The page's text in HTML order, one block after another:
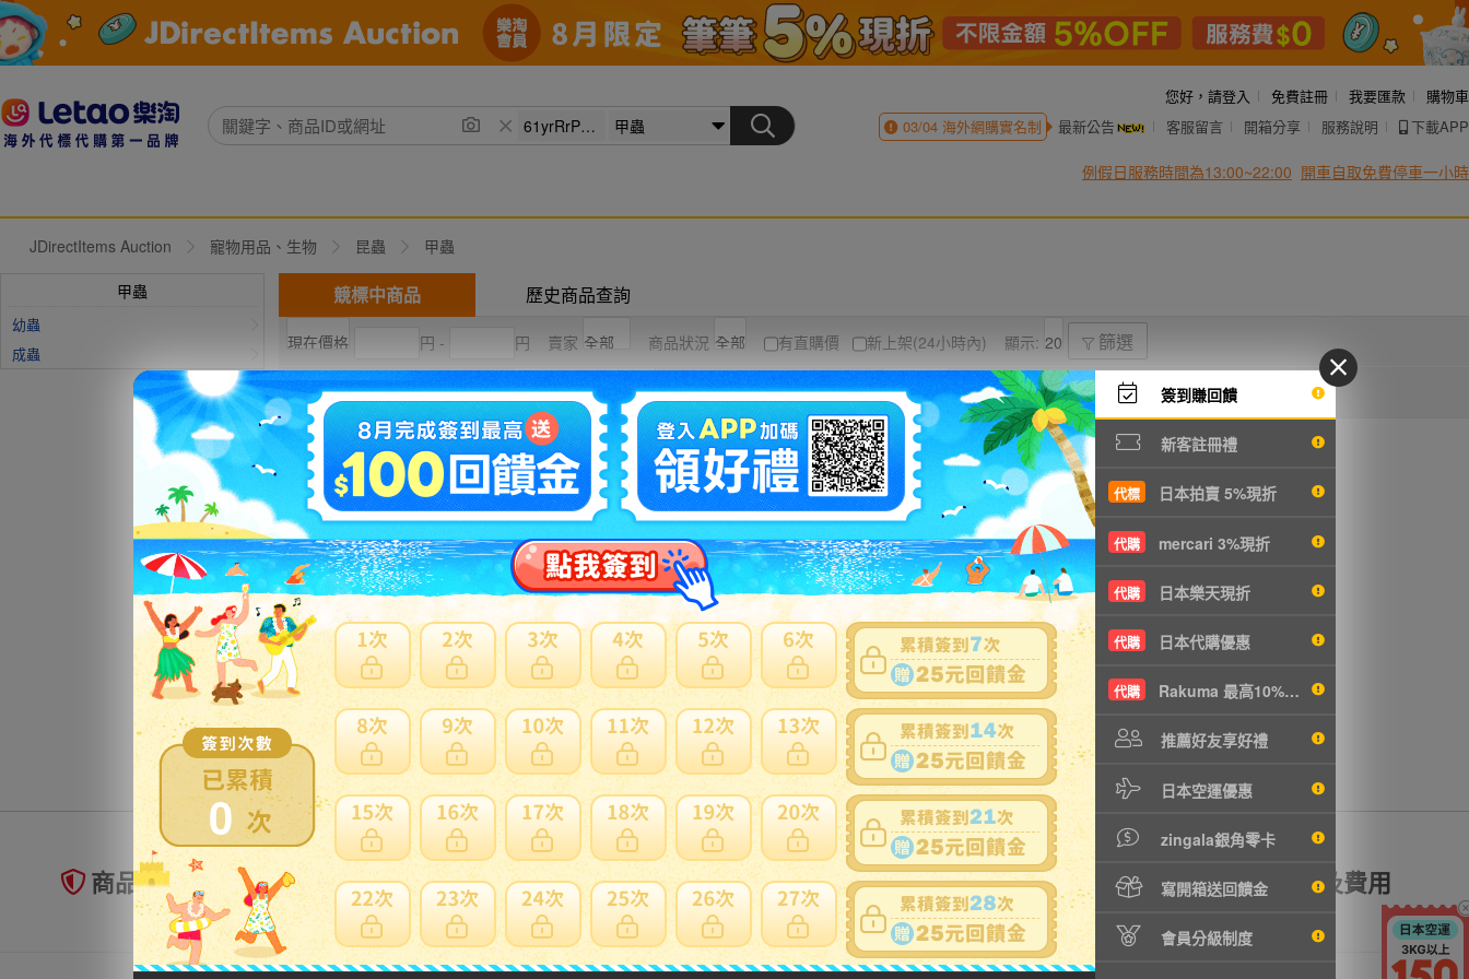
0
簽到賺回饋
新客註冊禮
代標 日本拍賣 5%現折
代購 mercari 3%現折
代購 日本樂天現折
代購 日本代購優惠
代購 Rakuma 最高10%現折
推薦好友享好禮
日本空運優惠
zingala銀角零卡
寫開箱送回饋金
會員分級制度
您好， 請登入 免費註冊 我要匯款
購物車
03/04海外網購實名制 最新公告 客服留言 開箱分享 服務說明 下載APP
例假日服務時間為13:00~22:00 開車自取免費停車一小時
JDirectItems Auction 寵物用品、生物 昆蟲 甲蟲
甲蟲
幼蟲
成蟲
競標中商品 歷史商品查詢
円 - 円 賣家 商品狀況 有直購價 新上架(24小時內) 顯示: 篩選
現在出價 直購價 競標高到低 結標時間 圖片 列表
賣家61yrRrPMtsnPhQ1sUTx8cQGKA151e沒有商品拍賣
0~0件 / 0件跳至頁
商品未到貨全額理賠 賣家寄錯全額處理 運送損壞全額理賠 全透明資訊及費用